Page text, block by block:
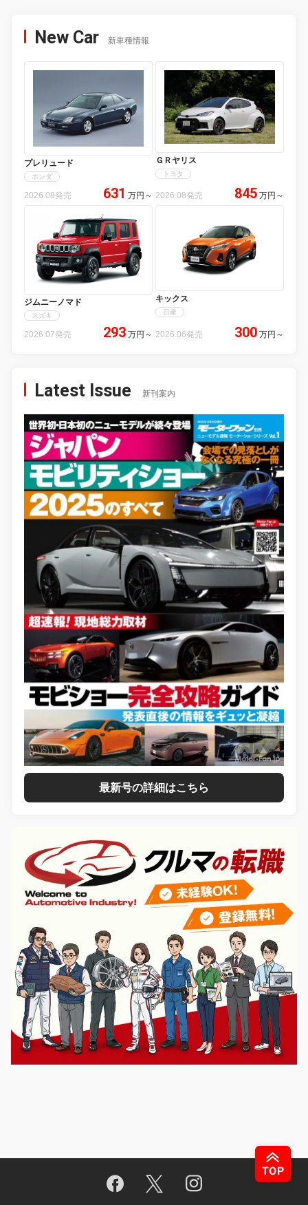
New Car 新車種情報
プレリュード
ホンダ
2026.08発売 631 万円 ～
ＧＲヤリス
トヨタ
2026.08発売 845 万円 ～
ジムニーノマド
スズキ
2026.07発売 293 万円 ～
キックス
日産
2026.06発売 300 万円 ～
Latest Issue 新刊案内
最新号の詳細はこちら